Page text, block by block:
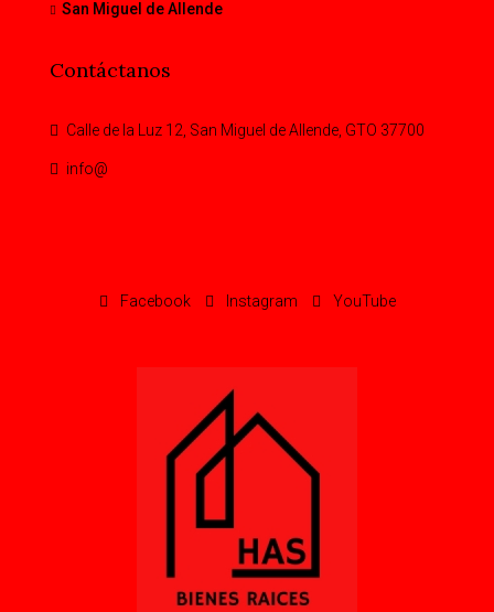
San Miguel de Allende
Contáctanos
Calle de la Luz 12, San Miguel de Allende, GTO 37700
info@
Facebook Instagram YouTube